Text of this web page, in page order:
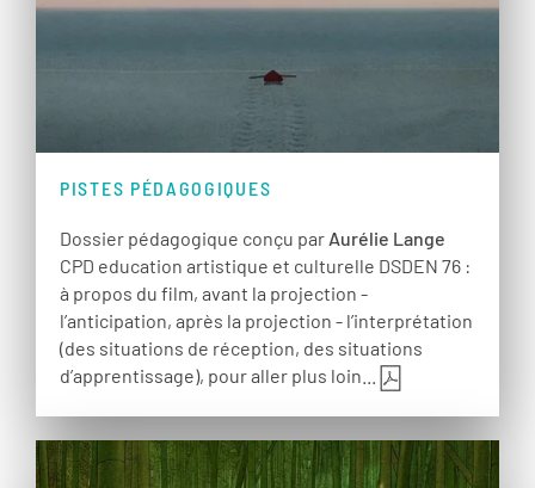
PISTES PÉDAGOGIQUES
Dossier pédagogique conçu par Aurélie Lange
CPD education artistique et culturelle DSDEN 76 :
à propos du film, avant la projection -
l’anticipation, après la projection - l’interprétation
(des situations de réception, des situations
d’apprentissage), pour aller plus loin...